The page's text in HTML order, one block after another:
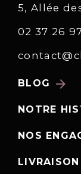
5, Allée
02 37 26
BLOG arrow_forward
NOTRE
NOS
LIVRAISON